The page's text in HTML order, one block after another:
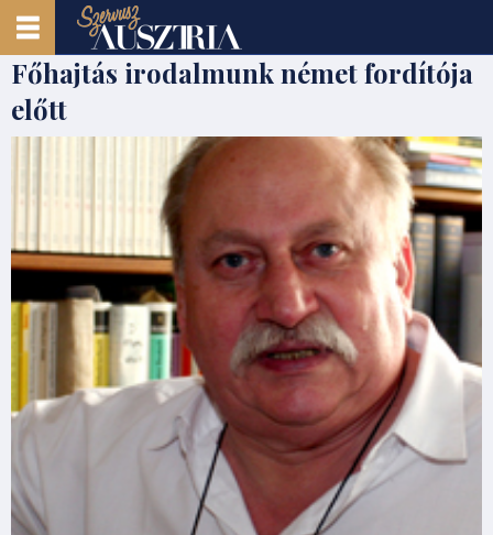
Főhajtás irodalmunk német fordítója
előtt